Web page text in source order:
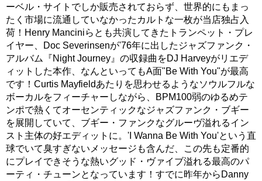
ーベル・サイトでしか販売されておらず、世界的にもまっ
たく市場に流通していなかったカルトな一枚が当店独占入
荷！Henry Manciniらとも共演してきたトランペット・プレ
イヤー、Doc Severinsenが'76年に出したジャズファンク・
アルバム『Night Journey』の収録曲をDJ Harveyがリエデ
ィットした本作、なんといってもA面"Be With You"が最高
です！Curtis Mayfieldあたりを思わせるようなソウルフルな
ボーカルをフィーチャーしながら、BPM100弱のゆるめテ
ンポで熱くてオーセンティックなジャズファンク・ブギー
を展開していて、ブギー・ファンクなグルーヴ溢れるイン
スト主体の好エディットに。'I Wanna Be With You'という直
球でいて臭すぎないメッセージも含んだ、この先も定番的
にプレイできそうな熱いグッド・ヴァイブ溢れる最高のパ
ーティ・チューンとなっています！すでに昨年からDanny